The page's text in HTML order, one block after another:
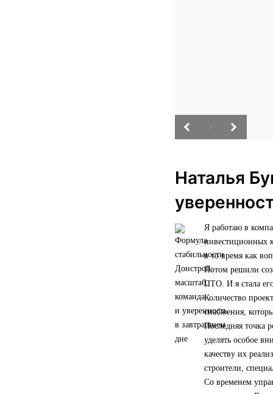
Наталья
Я работаю в
инвестиционных
в то время как
Потом решили
ПТО. И я стала
Количество
снабжения,
Последняя точка
уделять особое
качеству их
строители,
Со временем